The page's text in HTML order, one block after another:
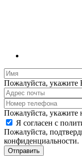
Пожалуйста, укажите
Пожалуйста, укажите
Я согласен с
Пожалуйста,
конфиденциальности.
Отправить